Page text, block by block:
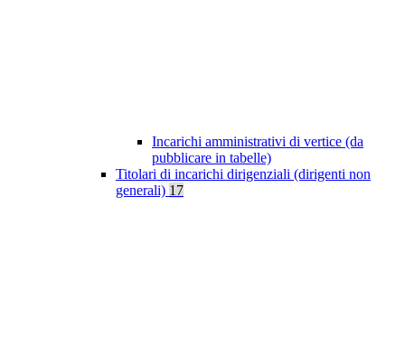
Incarichi amministrativi di vertice (da
pubblicare in tabelle)
Titolari di incarichi dirigenziali (dirigenti non
generali) 17